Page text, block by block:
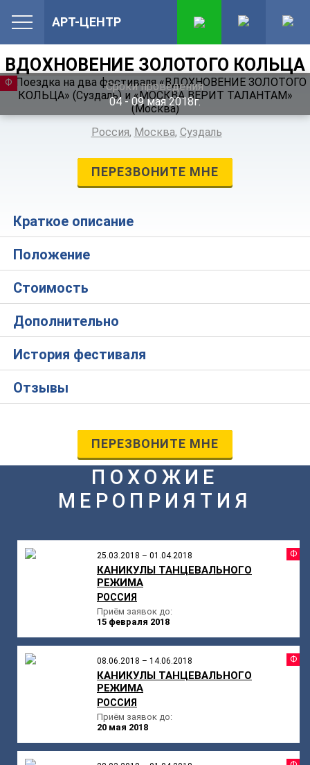
ВДОХНОВЕНИЕ ЗОЛОТОГО КОЛЬЦА
Сроки проведения
04 ‐ 09мая 2018г.
ФЕСТИВАЛЬ
Россия, Москва, Суздаль
ПЕРЕЗВОНИТЕ МНЕ
Краткое описание
Положение
Стоимость
Дополнительно
История фестиваля
Отзывы
ПЕРЕЗВОНИТЕ МНЕ
ПОХОЖИЕ
МЕРОПРИЯТИЯ
25.03.2018 – 01.04.2018
КАНИКУЛЫ ТАНЦЕВАЛЬНОГО
РЕЖИМА
РОССИЯ
Приём заявок до:
15 февраля 2018
08.06.2018 – 14.06.2018
КАНИКУЛЫ ТАНЦЕВАЛЬНОГО
РЕЖИМА
РОССИЯ
Приём заявок до:
20 мая 2018
АРТ-ЦЕНТР